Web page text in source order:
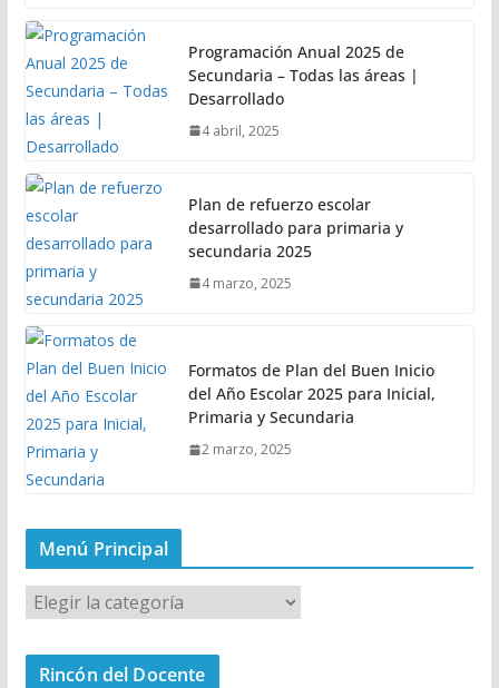
Programación Anual 2025 de
Secundaria – Todas las áreas |
Desarrollado
4 abril, 2025
Plan de refuerzo escolar
desarrollado para primaria y
secundaria 2025
4 marzo, 2025
Formatos de Plan del Buen Inicio
del Año Escolar 2025 para Inicial,
Primaria y Secundaria
2 marzo, 2025
Menú Principal
M
e
n
Rincón del Docente